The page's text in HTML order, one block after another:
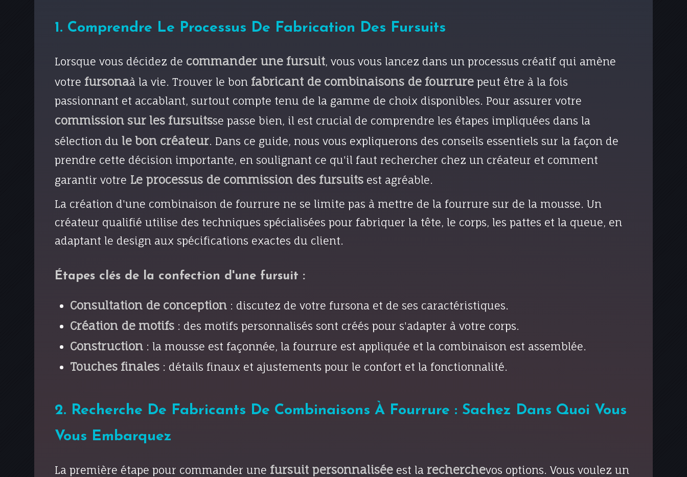
1. Comprendre Le Processus De Fabrication Des Fursuits
Lorsque vous décidez de commander une fursuit, vous vous lancez dans un processus créatif qui amène
votre fursonaà la vie. Trouver le bon fabricant de combinaisons de fourrure peut être à la fois
passionnant et accablant, surtout compte tenu de la gamme de choix disponibles. Pour assurer votre
commission sur les fursuitsse passe bien, il est crucial de comprendre les étapes impliquées dans la
sélection dule bon créateur. Dans ce guide, nous vous expliquerons des conseils essentiels sur la façon de
prendre cette décision importante, en soulignant ce qu'il faut rechercher chez un créateur et comment
garantir votre Le processus de commission des fursuits est agréable.
La création d'une combinaison de fourrure ne se limite pas à mettre de la fourrure sur de la mousse. Un
créateur qualifié utilise des techniques spécialisées pour fabriquer la tête, le corps, les pattes et la queue, en
adaptant le design aux spécifications exactes du client.
Étapes clés de la confection d'une fursuit :
Consultation de conception : discutez de votre fursona et de ses caractéristiques.
Création de motifs : des motifs personnalisés sont créés pour s'adapter à votre corps.
Construction : la mousse est façonnée, la fourrure est appliquée et la combinaison est assemblée.
Touches finales : détails finaux et ajustements pour le confort et la fonctionnalité.
2. Recherche De Fabricants De Combinaisons À Fourrure : Sachez Dans Quoi Vous
Vous Embarquez
La première étape pour commander une fursuit personnalisée est la recherchevos options. Vous voulez un